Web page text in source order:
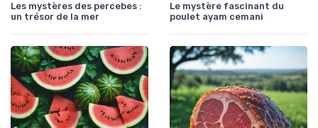
Les mystères des percebes :
un trésor de la mer
Le mystère fascinant du
poulet ayam cemani